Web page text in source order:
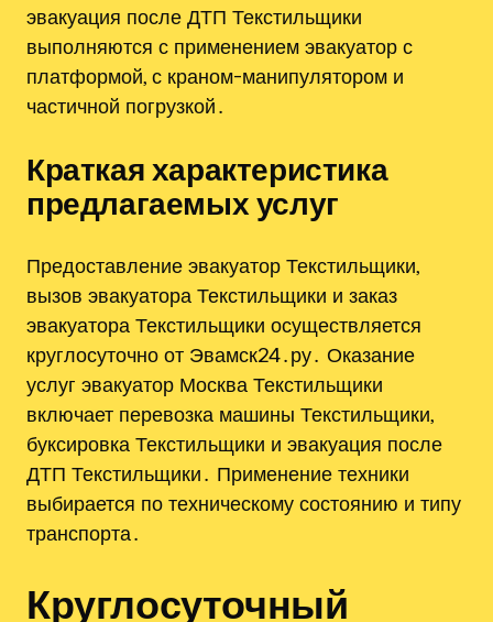
эвакуация после ДТП Текстильщики
выполняются с применением эвакуатор с
платформой, с краном-манипулятором и
частичной погрузкой․
Краткая характеристика
предлагаемых услуг
Предоставление эвакуатор Текстильщики,
вызов эвакуатора Текстильщики и заказ
эвакуатора Текстильщики осуществляется
круглосуточно от Эвамск24․ру․ Оказание
услуг эвакуатор Москва Текстильщики
включает перевозка машины Текстильщики,
буксировка Текстильщики и эвакуация после
ДТП Текстильщики․ Применение техники
выбирается по техническому состоянию и типу
транспорта․
Круглосуточный